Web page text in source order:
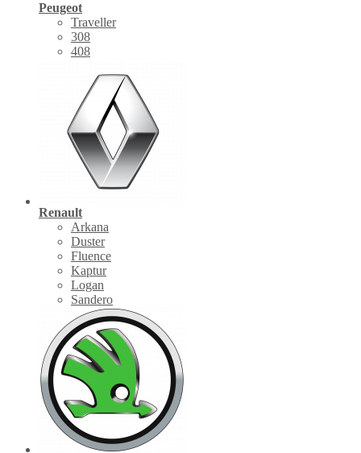
Peugeot
Traveller
308
408
Renault
Arkana
Duster
Fluence
Kaptur
Logan
Sandero